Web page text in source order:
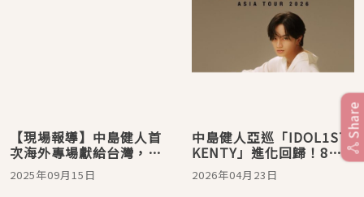
【現場報導】中島健人首
次海外專場獻給台灣，脫
衣撩人中文歌曲樣樣來，
並與歌迷相約小巨蛋見！
2025年09月15日
中島健人亞巡「IDOL1ST
KENTY」進化回歸！8月
台北場打頭陣連唱兩場
2026年04月23日
Share